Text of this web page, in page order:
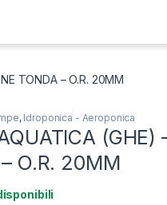
TONDA – O.R. 20MM
, Idroponica - Aeroponica
(GHE)
O.R. 20MM